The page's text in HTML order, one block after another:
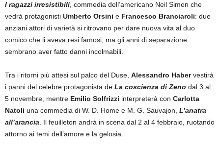
I ragazzi irresistibili, commedia dell’americano Neil Simon che
vedrà protagonisti Umberto Orsini e Francesco Branciaroli: due
anziani attori di varietà si ritrovano per dare nuova vita al duo
comico che li aveva resi famosi, ma gli anni di separazione
sembrano aver fatto danni incolmabili.
Tra i ritorni più attesi sul palco del Duse, Alessandro Habervestirà
i panni del celebre protagonista de La coscienza di Zeno dal 3 al
5 novembre, mentre Emilio Solfrizzi interpreterà con Carlotta
Natoli una commedia di W. D. Home e M. G. Sauvajon, L’anatra
all’arancia. Il feuilleton andrà in scena dal 2 al 4 febbraio, ruotando
attorno ai temi dell’amore e la gelosia.